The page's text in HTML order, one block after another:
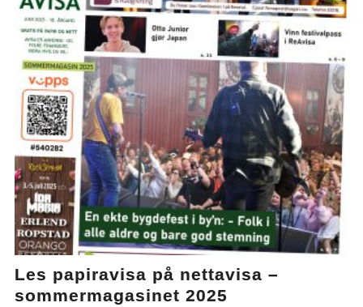
Les papiravisa på nettavisa –
sommermagasinet 2025